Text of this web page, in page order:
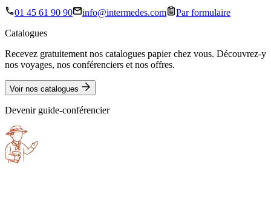
01 45 61 90 90 info@intermedes.com
Par formulaire
Catalogues
Recevez gratuitement nos catalogues papier chez vous. Découvrez-y
nos voyages, nos conférenciers et nos offres.
Voir nos catalogues
Devenir guide-conférencier